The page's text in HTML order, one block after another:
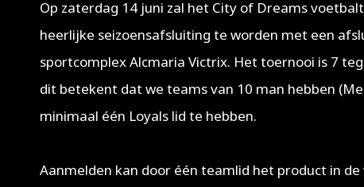
Op zaterdag 14 juni zal het City of Dreams
heerlijke seizoensafsluiting te worden met een
sportcomplex Alcmaria Victrix. Het toernooi is 7
dit betekent dat we teams van 10 man hebben
minimaal één Loyals lid te hebben.
Aanmelden kan door één teamlid het product in